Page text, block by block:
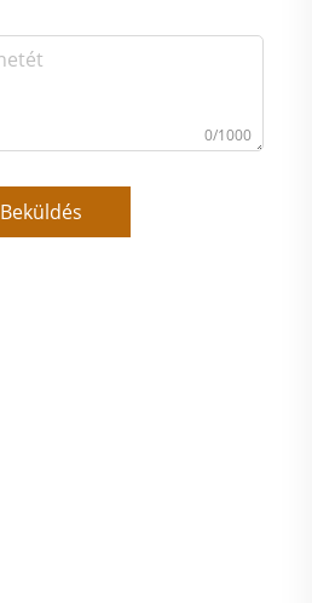
0/1000
Beküldés